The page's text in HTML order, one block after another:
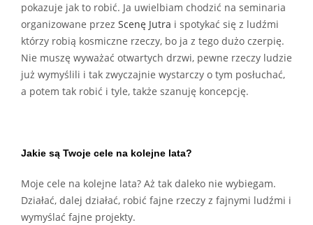
pokazuje jak to robić. Ja uwielbiam chodzić na seminaria
organizowane przez Scenę Jutra i spotykać się z ludźmi
którzy robią kosmiczne rzeczy, bo ja z tego dużo czerpię.
Nie muszę wyważać otwartych drzwi, pewne rzeczy ludzie
już wymyślili i tak zwyczajnie wystarczy o tym posłuchać,
a potem tak robić i tyle, także szanuję koncepcję.
Jakie są Twoje cele na kolejne lata?
Moje cele na kolejne lata? Aż tak daleko nie wybiegam.
Działać, dalej działać, robić fajne rzeczy z fajnymi ludźmi i
wymyślać fajne projekty.